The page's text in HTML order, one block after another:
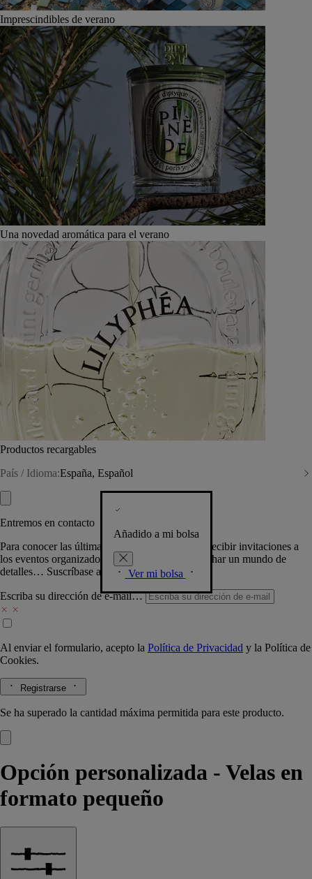
Imprescindibles de verano
Una novedad aromática para el verano
Productos recargables
País / Idioma:España, Español
Añadido a mi bolsa
Ver mi bolsa
Entremos en contacto
Para conocer las últimas creaciones de la Casa, recibir invitaciones a
los eventos organizados por Diptyque y aprovechar un mundo de
detalles… Suscríbase a nuestra newsletter.
Escriba su dirección de e-mail…
Al enviar el formulario, acepto la Política de Privacidad y la Política de
Cookies.
Registrarse
Se ha superado la cantidad máxima permitida para este producto.
Opción personalizada - Velas en
formato pequeño